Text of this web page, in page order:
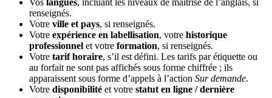
Vos langues, incluant les niveaux de maîtrise de l’anglais, si
renseignés.
Votre ville et pays, si renseignés.
Votre expérience en labellisation, votre historique
professionnel et votre formation, si renseignés.
Votre tarif horaire, s’il est défini. Les tarifs par étiquette ou
au forfait ne sont pas affichés sous forme chiffrée ; ils
apparaissent sous forme d’appels à l’action Sur demande.
Votre disponibilité et votre statut en ligne / dernière